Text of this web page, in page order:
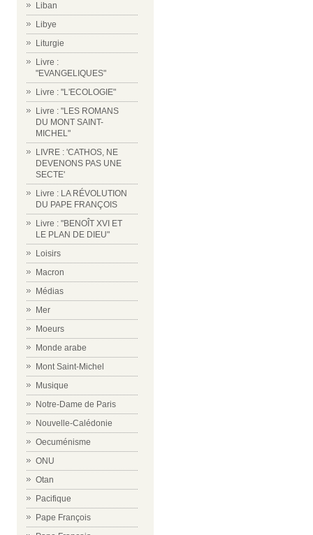
Liban
Libye
Liturgie
Livre :
"EVANGELIQUES"
Livre : "L'ECOLOGIE"
Livre : "LES ROMANS
DU MONT SAINT-
MICHEL"
LIVRE : 'CATHOS, NE
DEVENONS PAS UNE
SECTE'
Livre : LA RÉVOLUTION
DU PAPE FRANÇOIS
Livre : "BENOÎT XVI ET
LE PLAN DE DIEU"
Loisirs
Macron
Médias
Mer
Moeurs
Monde arabe
Mont Saint-Michel
Musique
Notre-Dame de Paris
Nouvelle-Calédonie
Oecuménisme
ONU
Otan
Pacifique
Pape François